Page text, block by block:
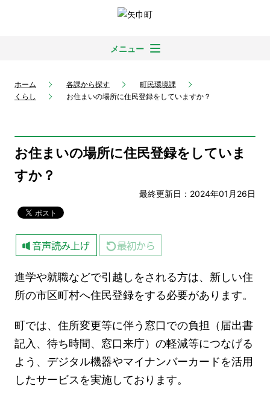
メニュー
ホーム 各課から探す
町民環境課
くらし
お住まいの場所に住民登録をしていますか？
お住まいの場所に住民登録をしていま
すか？
最終更新日：2024年01月26日
進学や就職などで引越しをされる方は、新しい住
所の市区町村へ住民登録をする必要があります。
町では、住所変更等に伴う窓口での負担（届出書
記入、待ち時間、窓口来庁）の軽減等につなげる
よう、デジタル機器やマイナンバーカードを活用
したサービスを実施しております。